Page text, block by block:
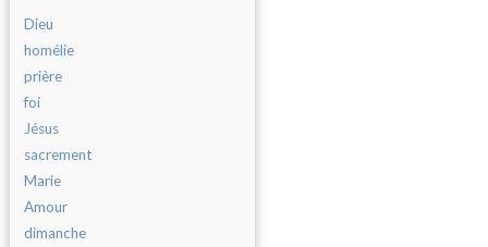
Dieu
homélie
prière
foi
Jésus
sacrement
Marie
Amour
dimanche